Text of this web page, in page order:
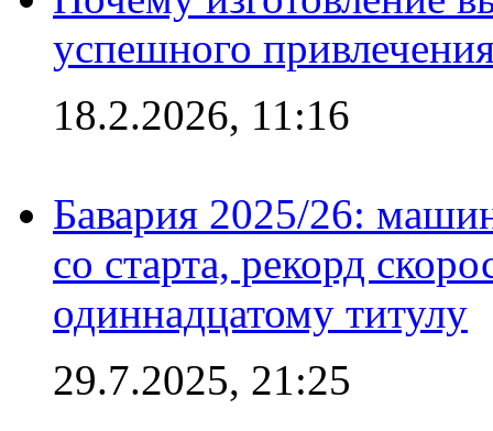
успешного
18.2.2026, 11:16
Бавария 2025/26:
со старта, рекорд
одиннадцатому титулу
29.7.2025, 21:25